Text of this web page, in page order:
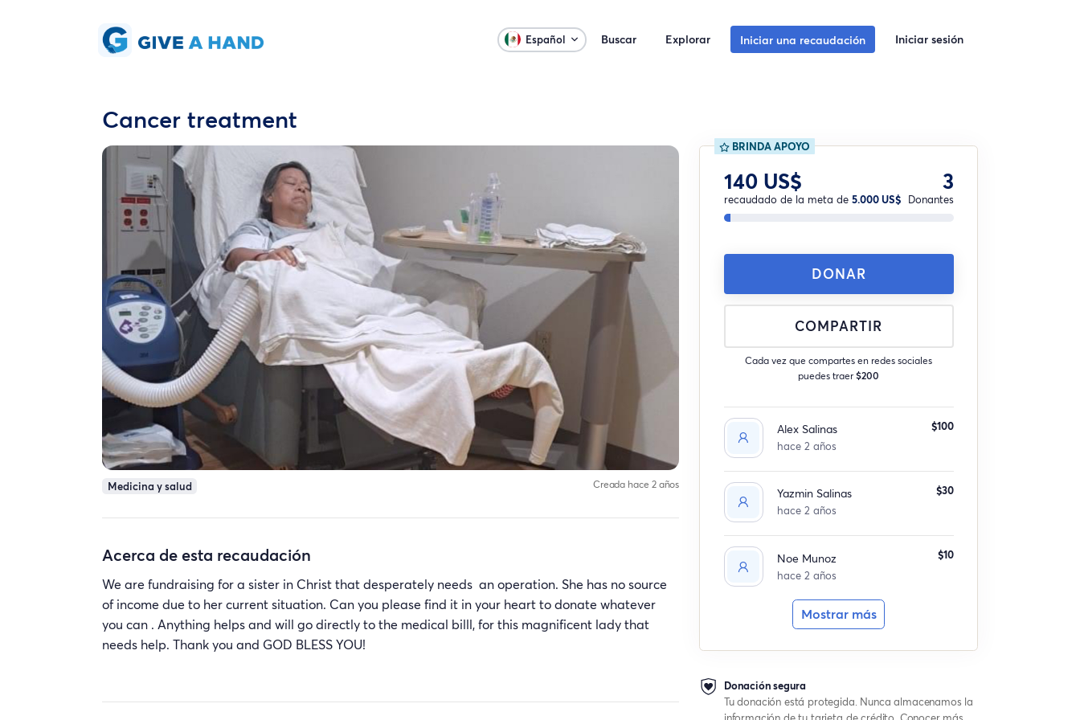
Español Buscar Explorar Iniciar una recaudación Iniciar sesión
Cancer treatment
Medicina y salud Creada hace 2 años
Acerca de esta recaudación
We are fundraising for a sister in Christ that desperately needs an operation. She has no source
of income due to her current situation. Can you please find it in your heart to donate whatever
you can . Anything helps and will go directly to the medical billl, for this magnificent lady that
needs help. Thank you and GOD BLESS YOU!
BRINDA APOYO
140 US$
recaudado de la meta de 5.000 US$
3
Donantes
DONAR
COMPARTIR
Cada vez que compartes en redes sociales
puedes traer$200
Alex Salinas
hace 2 años
$100
Yazmin Salinas
hace 2 años
$30
Noe Munoz
hace 2 años
$10
Mostrar más
Donación segura
Tu donación está protegida. Nunca almacenamos la